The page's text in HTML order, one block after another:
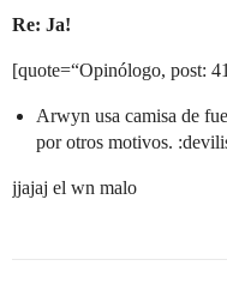
Re: Ja!
[quote=“Opinólogo, post:
Arwyn usa camisa de
por otros motivos.
jjajaj el wn malo